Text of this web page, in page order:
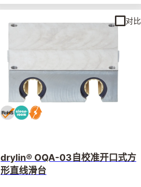
drylin® OQA-03自校准开口式方
形直线滑台
对比